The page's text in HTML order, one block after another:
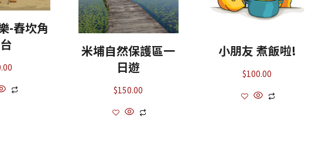
-舂坎角
米埔自然保護區一
日遊
$150.00
小朋友 煮飯啦!
$100.00